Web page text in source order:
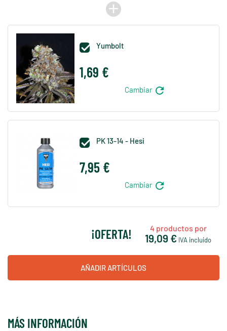
add
 Yumbolt
1,69 €
Cambiar refresh
 PK 13-14 - Hesi
7,95 €
Cambiar refresh
¡OFERTA! 4productos por
19,09 € IVA incluido
AÑADIR ARTÍCULOS
MÁS INFORMACIÓN